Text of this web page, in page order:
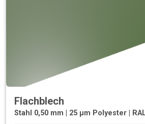
Flachblech
Stahl 0,50 mm | 25 µm Polyester |